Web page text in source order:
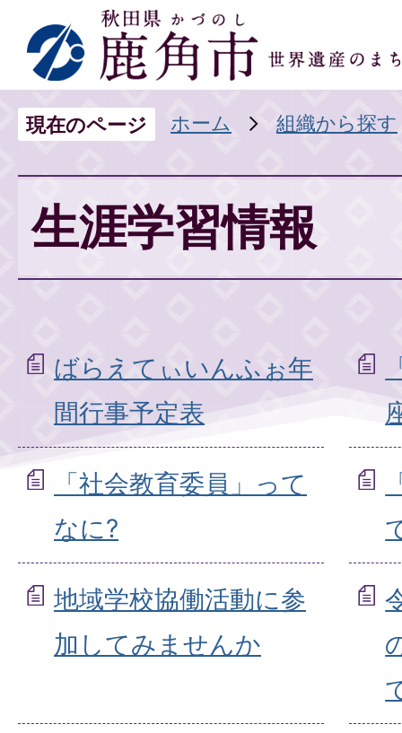
現在のページ ホーム 組織から探す
生涯学習情報
ばらえてぃいんふぉ年
間行事予定表
「社会教育委員」って
なに?
地域学校協働活動に参
加してみませんか